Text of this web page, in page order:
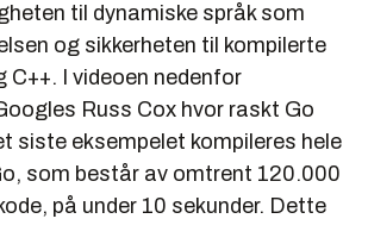
til dynamiske språk som
og sikkerheten til kompilerte
C++. I videoen nedenfor
Russ Cox hvor raskt Go
siste eksempelet kompileres hele
som består av omtrent 120.000
på under 10 sekunder. Dette